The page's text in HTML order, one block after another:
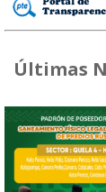
Últimas